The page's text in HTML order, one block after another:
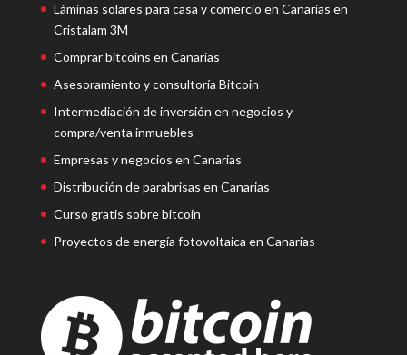
Láminas solares para casa y comercio en Canarias en
Cristalam 3M
Comprar bitcoins en Canarias
Asesoramiento y consultoría Bitcoin
Intermediación de inversión en negocios y
compra/venta inmuebles
Empresas y negocios en Canarias
Distribución de parabrisas en Canarias
Curso gratis sobre bitcoin
Proyectos de energía fotovoltaica en Canarias